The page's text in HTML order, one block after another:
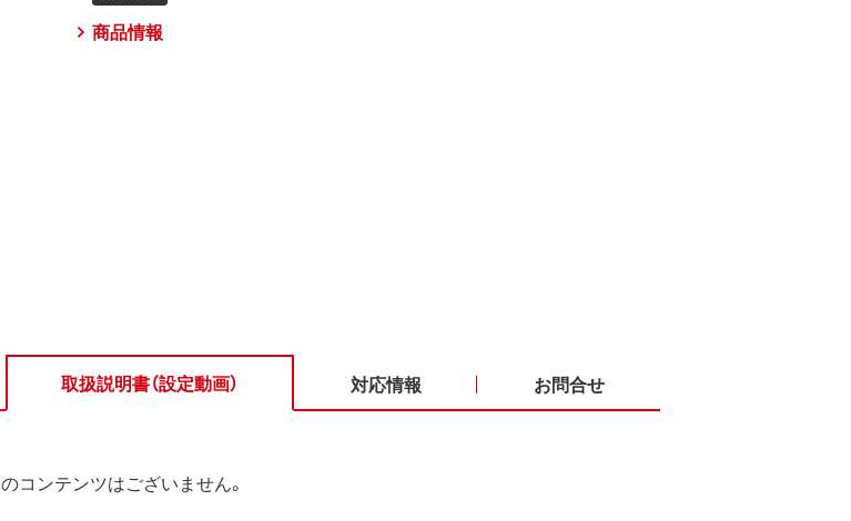
商品情報
取扱説明書（設定動画） 対応情報 お問合せ
コンテンツはございません。